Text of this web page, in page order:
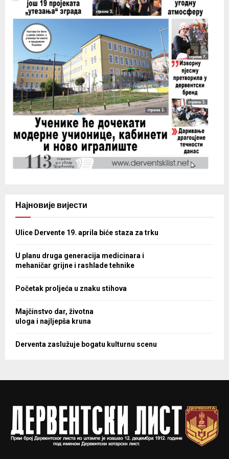
Најновије вијести
Ulice Dervente 19. aprila biće staza za trku
U planu druga generacija medicinara i
mehaničar grijne i rashlade tehnike
Početak proljeća u znaku stihova
Majčinstvo dar, životna
uloga i najljepša kruna
Derventa zaslužuje bogatu kulturnu scenu